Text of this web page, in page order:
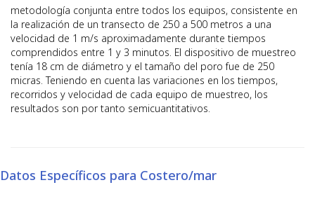
metodología conjunta entre todos los equipos, consistente en
la realización de un transecto de 250 a 500 metros a una
velocidad de 1 m/s aproximadamente durante tiempos
comprendidos entre 1 y 3 minutos. El dispositivo de muestreo
tenía 18 cm de diámetro y el tamaño del poro fue de 250
micras. Teniendo en cuenta las variaciones en los tiempos,
recorridos y velocidad de cada equipo de muestreo, los
resultados son por tanto semicuantitativos.
Datos Específicos para Costero/mar